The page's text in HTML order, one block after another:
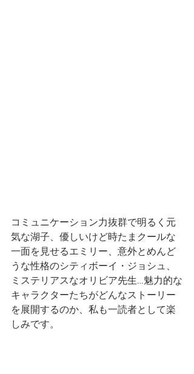
コミュニケーション力抜群で明るく元
気な湖子、優しいけど時たまクールな
一面を見せるエミリー、意外とめんど
うな性格のシティボーイ・ジョシュ、
ミステリアスなオリビア先生…魅力的な
キャラクターたちがどんなストーリー
を展開するのか、私も一読者として楽
しみです。